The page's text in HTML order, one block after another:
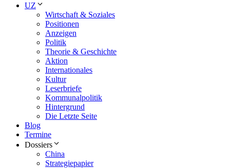
UZ
Wirtschaft & Soziales
Positionen
Anzeigen
Politik
Theorie & Geschichte
Aktion
Internationales
Kultur
Leserbriefe
Kommunalpolitik
Hintergrund
Die Letzte Seite
Blog
Termine
Dossiers
China
Strategiepapier